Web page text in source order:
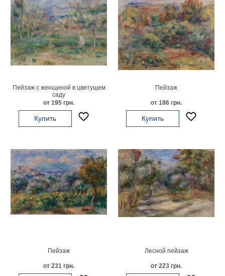
Пейзаж с женщиной в цветущем
саду
от 195 грн.
Купить
Пейзаж
от 186 грн.
Купить
Пейзаж
от 231 грн.
Лесной пейзаж
от 223 грн.